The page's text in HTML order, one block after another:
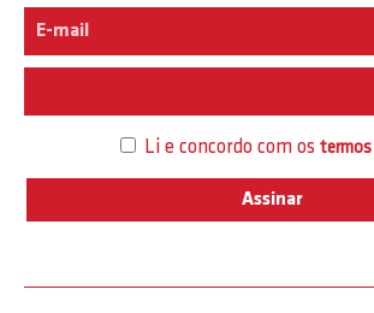
Li e concordo com os termos